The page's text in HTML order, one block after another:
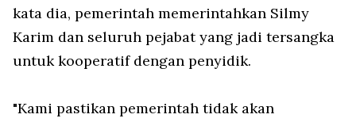
kata dia, pemerintah memerintahkan Silmy
Karim dan seluruh pejabat yang jadi tersangka
untuk kooperatif dengan penyidik.
"Kami pastikan pemerintah tidak akan